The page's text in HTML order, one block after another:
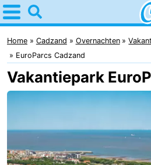
Home
Cadzand
Tips
Voor
Home Cadzand Overnachten
EuroParcs Cadzand
Vakantiepark